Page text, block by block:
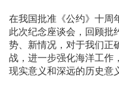
在我国批准《公约》十周
此次纪念座谈会，回顾批
势、新情况，对于我们正
战，进一步强化海洋工作
现实意义和深远的历史意